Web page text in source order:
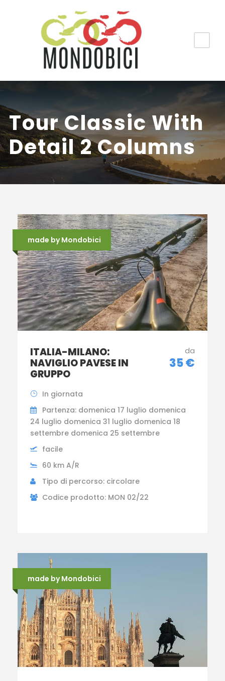
Tour Classic With
Detail 2 Columns
made by Mondobici
ITALIA-MILANO:
NAVIGLIO PAVESE IN
GRUPPO
da
35 €
In giornata
Partenza: domenica 17 luglio domenica
24 luglio domenica 31 luglio domenica 18
settembre domenica 25 settembre
facile
60 km A/R
Tipo di percorso: circolare
Codice prodotto: MON 02/22
made by Mondobici